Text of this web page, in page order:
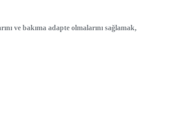
ve bakıma adapte olmalarını sağlamak,